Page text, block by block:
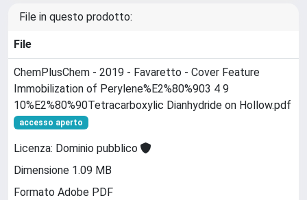
File in questo prodotto:
File
ChemPlusChem - 2019 - Favaretto - Cover Feature
Immobilization of Perylene%E2%80%903 4 9
10%E2%80%90Tetracarboxylic Dianhydride on Hollow.pdf
accesso aperto
Licenza: Dominio pubblico
Dimensione 1.09 MB
Formato Adobe PDF